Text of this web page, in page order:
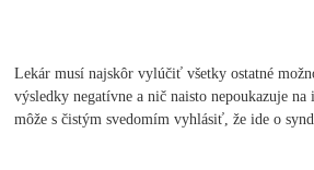
Lekár musí najskôr vylúčiť všetky ostatné
výsledky negatívne a nič naisto nepoukazuje
môže s čistým svedomím vyhlásiť, že ide o